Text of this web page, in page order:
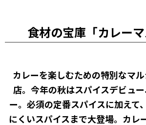
食材の宝庫「カレーマ
カレーを楽しむための特別なマ
店。今年の秋はスパイスデビュ
ー。必須の定番スパイスに加えて
にくいスパイスまで大登場。カレ